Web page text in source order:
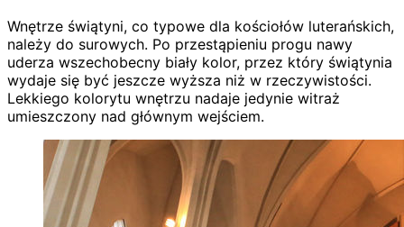
Wnętrze świątyni, co typowe dla kościołów luterańskich,
należy do surowych. Po przestąpieniu progu nawy
uderza wszechobecny biały kolor, przez który świątynia
wydaje się być jeszcze wyższa niż w rzeczywistości.
Lekkiego kolorytu wnętrzu nadaje jedynie witraż
umieszczony nad głównym wejściem.